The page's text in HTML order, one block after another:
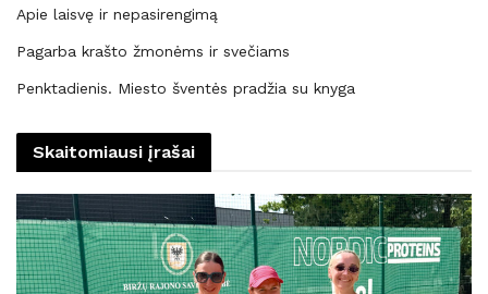
Apie laisvę ir nepasirengimą
Pagarba krašto žmonėms ir svečiams
Penktadienis. Miesto šventės pradžia su knyga
Skaitomiausi įrašai